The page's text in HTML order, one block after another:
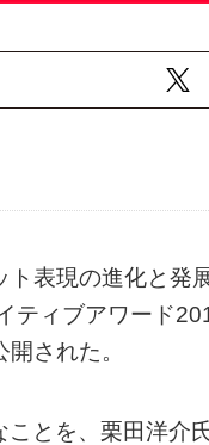
表現の進化と発
ティブアワード
された。
とを、栗田洋介